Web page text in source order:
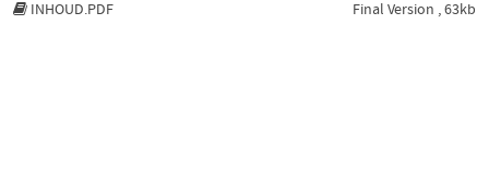
INHOUD.PDF Final Version , 63kb